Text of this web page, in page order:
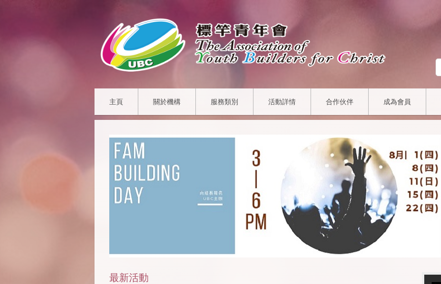
主頁 關於機構 服務類別 活動詳情 合作伙伴 成為會員
最新活動